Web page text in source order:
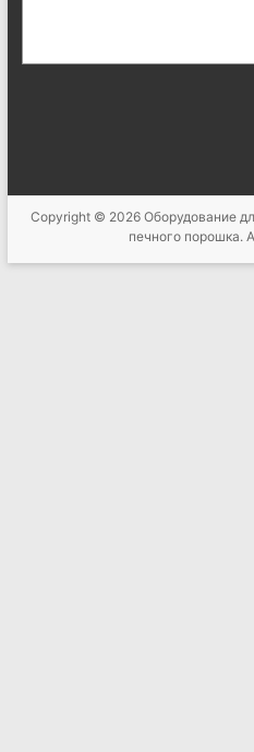
Copyright © 2026 Оборудование
печного порошка.